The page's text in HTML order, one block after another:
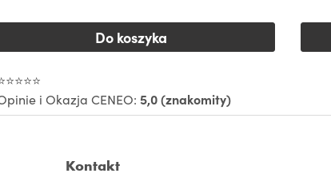
Do koszyka
i Okazja CENEO: 5,0 (znakomity)
Kontakt